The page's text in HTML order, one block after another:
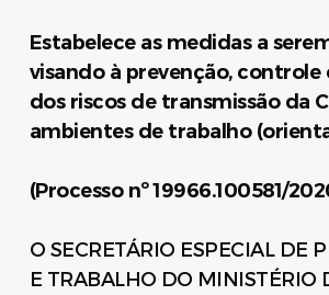
Estabelece as medidas a
visando à prevenção,
dos riscos de transmissão da
ambientes de trabalho
(Processo nº 19966.100581/
O SECRETÁRIO ESPECIAL DE
E TRABALHO DO MINISTÉRIO